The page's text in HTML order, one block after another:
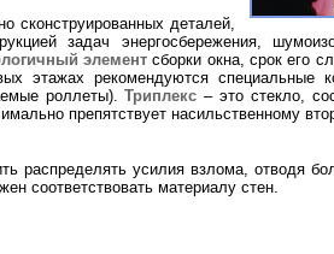
сконструированных деталей,
задач энергосбережения,
элемент сборки окна, срок его
этажах рекомендуются специальные
роллеты).Триплекс – это стекло,
препятствует насильственному
распределять усилия взлома, отводя
соответствовать материалу стен.